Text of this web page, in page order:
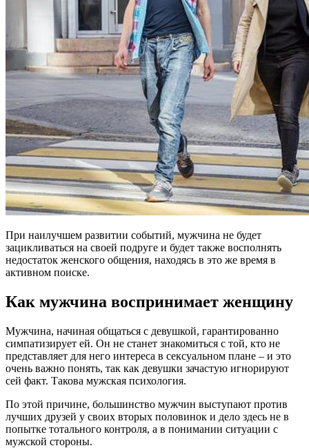
При наилучшем развитии событий, мужчина не будет
зацикливаться на своей подруге и будет также восполнять
недостаток женского общения, находясь в это же время в
активном поиске.
Как мужчина воспринимает женщину
Мужчина, начиная общаться с девушкой, гарантированно
симпатизирует ей. Он не станет знакомиться с той, кто не
представляет для него интереса в сексуальном плане – и это
очень важно понять, так как девушки зачастую игнорируют
сей факт. Такова мужская психология.
По этой причине, большинство мужчин выступают против
лучших друзей у своих вторых половинок и дело здесь не в
попытке тотального контроля, а в понимании ситуации с
мужской стороны.